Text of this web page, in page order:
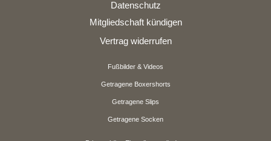
Datenschutz
Mitgliedschaft kündigen
Vertrag widerrufen
Fußbilder & Videos
Getragene Boxershorts
Getragene Slips
Getragene Socken